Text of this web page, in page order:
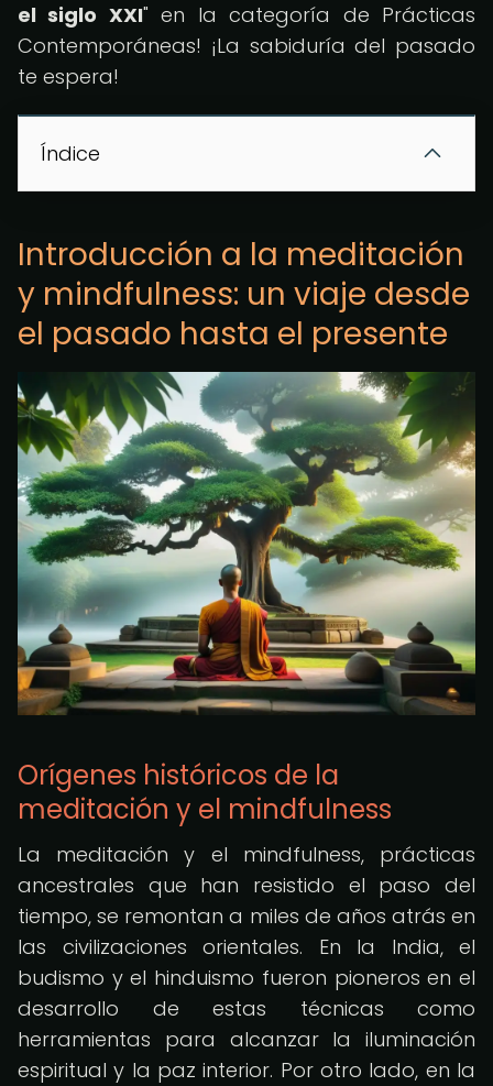
el siglo XXI" en la categoría de Prácticas
Contemporáneas! ¡La sabiduría del pasado
te espera!
Índice
Introducción a la meditación
y mindfulness: un viaje desde
el pasado hasta el presente
Orígenes históricos de la
meditación y el mindfulness
La meditación y el mindfulness, prácticas
ancestrales que han resistido el paso del
tiempo, se remontan a miles de años atrás en
las civilizaciones orientales. En la India, el
budismo y el hinduismo fueron pioneros en el
desarrollo de estas técnicas como
herramientas para alcanzar la iluminación
espiritual y la paz interior. Por otro lado, en la